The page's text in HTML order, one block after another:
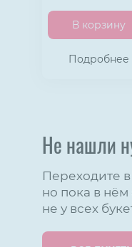
лента.
В корзину
Подробнее
Не нашли
Переходите
но пока в нём
не у всех